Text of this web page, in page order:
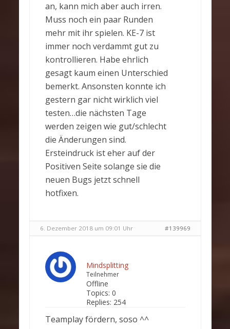
an, kann mich aber auch irren.
Muss noch ein paar Runden
mehr mit ihr spielen. KE-7 ist
immer noch verdammt gut zu
kontrollieren. Habe ehrlich
gesagt kaum einen Unterschied
bemerkt. Ansonsten konnte ich
gestern gar nicht wirklich viel
testen…die nächsten Tage
werden zeigen wie gut/schlecht
die Änderungen sind.
Ersteindruck ist eher auf der
Positiven Seite solange sie die
neuen Bugs jetzt schnell
hotfixen.
6. Dezember 2018 um 09:01 Uhr #139969
Mindsplitting
Teilnehmer
Offline
Topics: 0
Replies: 254
Teamplay fördern, soso ^^